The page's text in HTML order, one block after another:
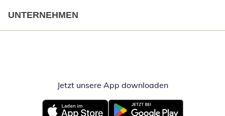
UNTERNEHMEN
Jetzt unsere App downloadenÖffnet in